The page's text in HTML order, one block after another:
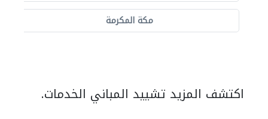
مكة المكرمة
اكتشف المزيد تشييد المباني الخدمات.